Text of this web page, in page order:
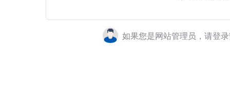
如果您是网站管理员，请登